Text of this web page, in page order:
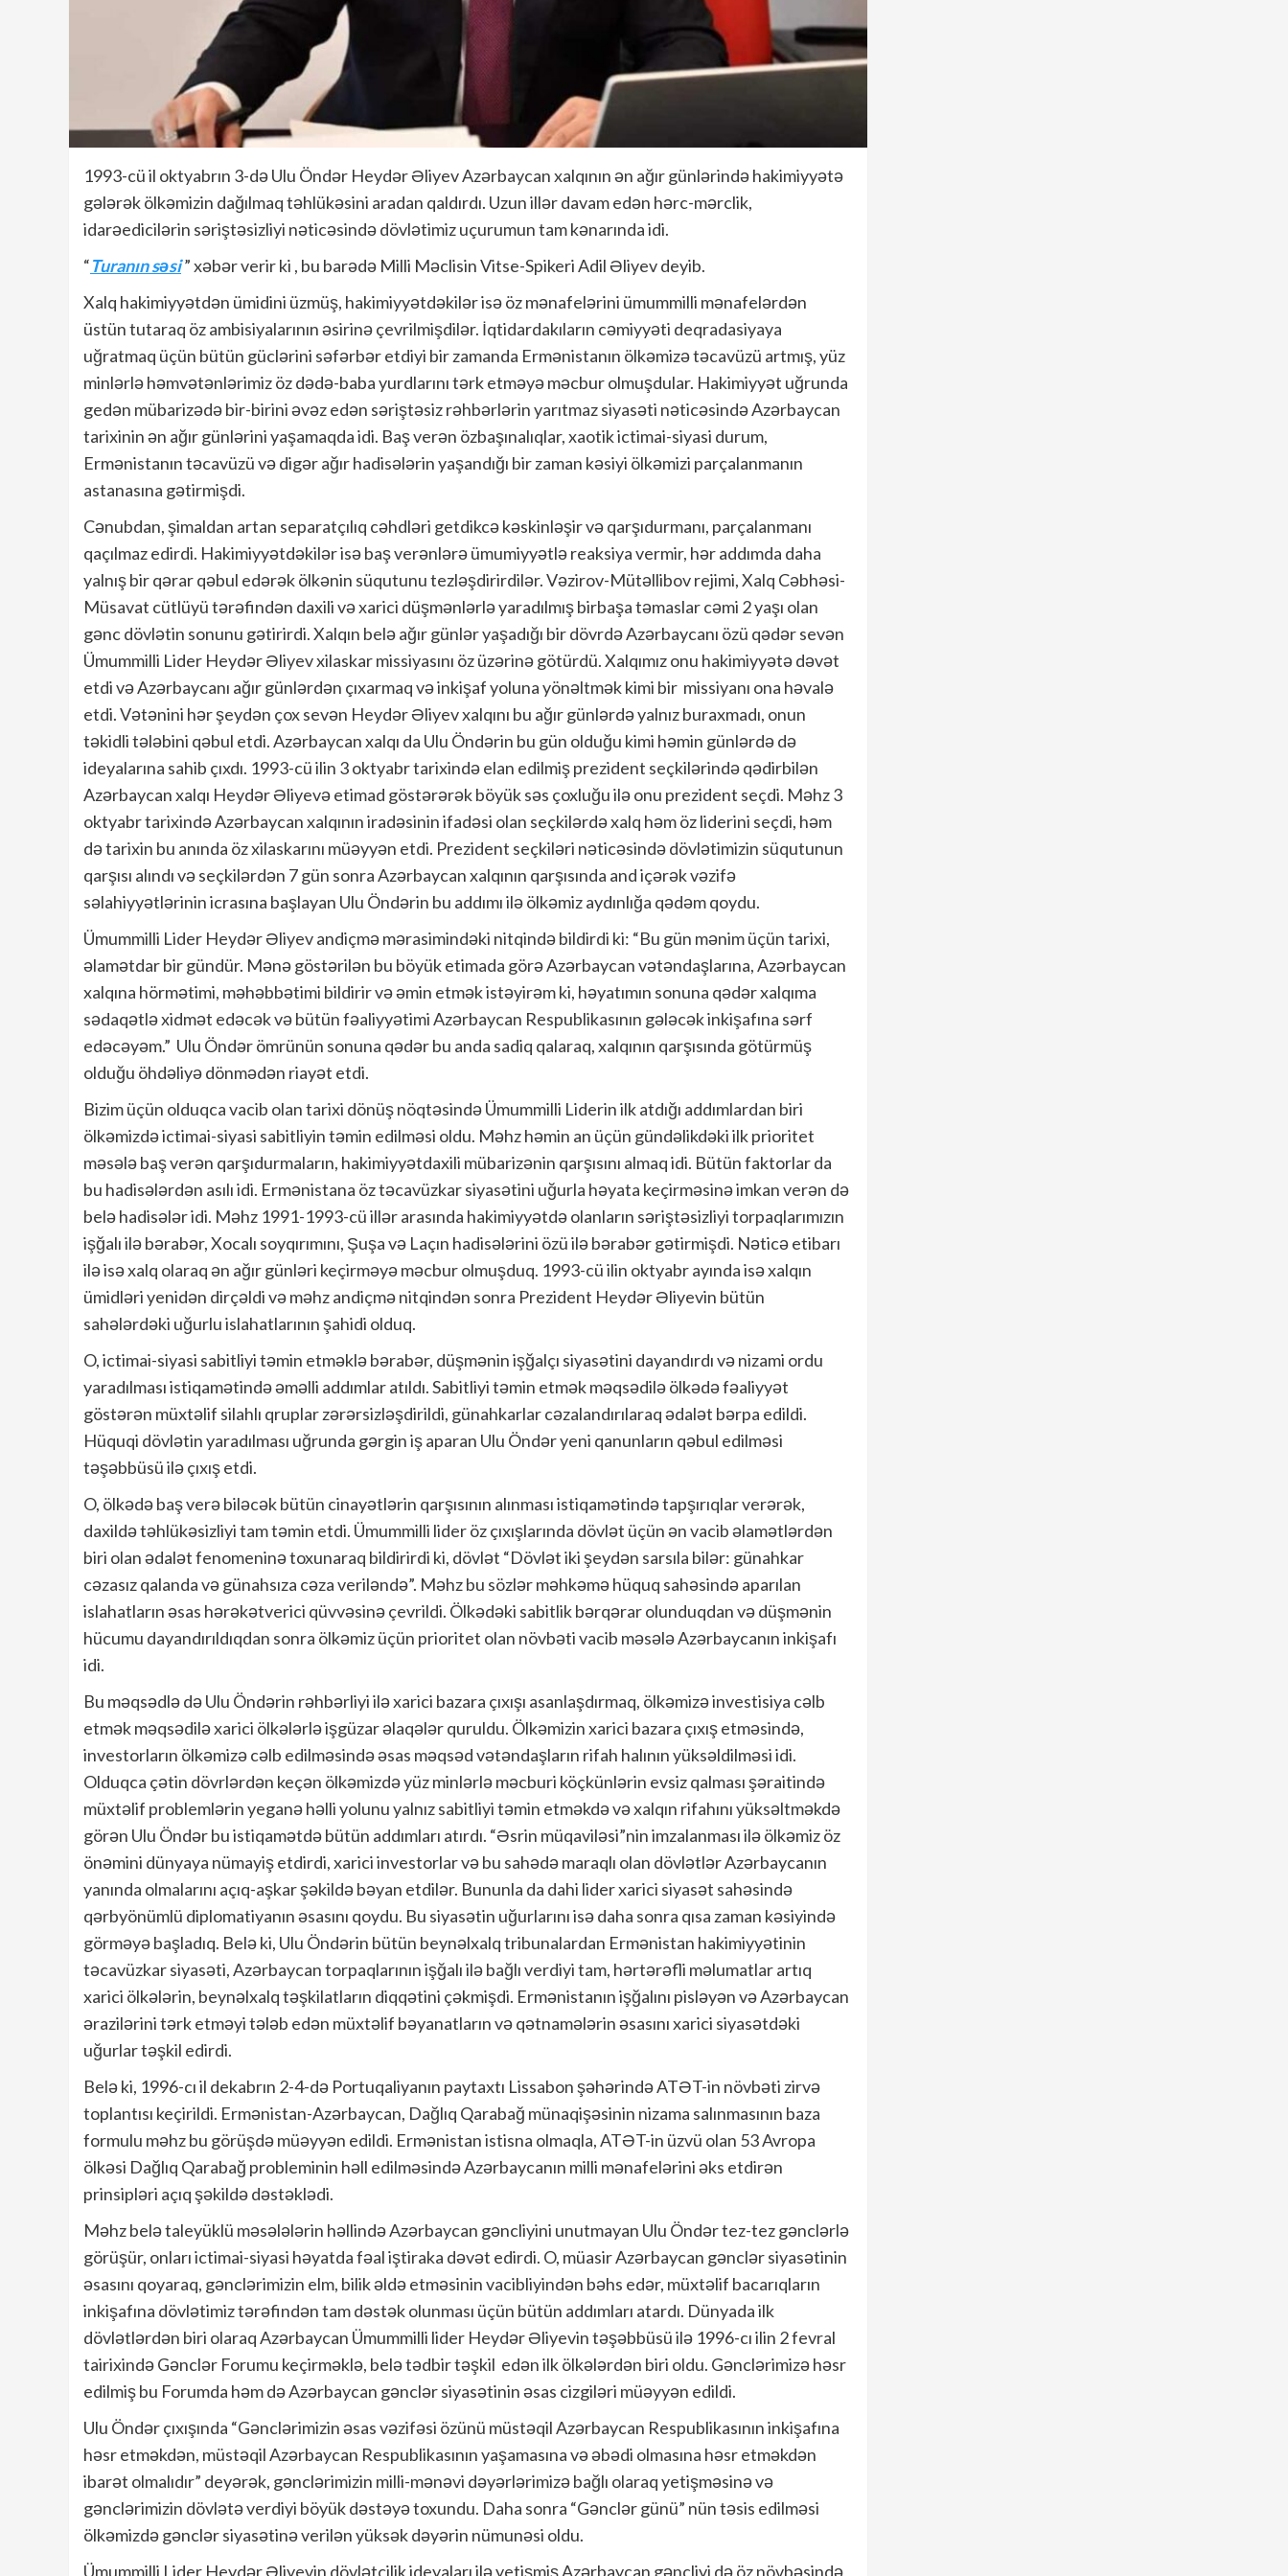
1993-cü il oktyabrın 3-də Ulu Öndər Heydər Əliyev Azərbaycan xalqının ən ağır günlərində hakimiyyətə
gələrək ölkəmizin dağılmaq təhlükəsini aradan qaldırdı. Uzun illər davam edən hərc-mərclik,
idarəedicilərin səriştəsizliyi nəticəsində dövlətimiz uçurumun tam kənarında idi.
“Turanın səsi” xəbər verir ki , bu barədə Milli Məclisin Vitse-Spikeri Adil Əliyev deyib.
Xalq hakimiyyətdən ümidini üzmüş, hakimiyyətdəkilər isə öz mənafelərini ümummilli mənafelərdən
üstün tutaraq öz ambisiyalarının əsirinə çevrilmişdilər. İqtidardakıların cəmiyyəti deqradasiyaya
uğratmaq üçün bütün güclərini səfərbər etdiyi bir zamanda Ermənistanın ölkəmizə təcavüzü artmış, yüz
minlərlə həmvətənlərimiz öz dədə-baba yurdlarını tərk etməyə məcbur olmuşdular. Hakimiyyət uğrunda
gedən mübarizədə bir-birini əvəz edən səriştəsiz rəhbərlərin yarıtmaz siyasəti nəticəsində Azərbaycan
tarixinin ən ağır günlərini yaşamaqda idi. Baş verən özbaşınalıqlar, xaotik ictimai-siyasi durum,
Ermənistanın təcavüzü və digər ağır hadisələrin yaşandığı bir zaman kəsiyi ölkəmizi parçalanmanın
astanasına gətirmişdi.
Cənubdan, şimaldan artan separatçılıq cəhdləri getdikcə kəskinləşir və qarşıdurmanı, parçalanmanı
qaçılmaz edirdi. Hakimiyyətdəkilər isə baş verənlərə ümumiyyətlə reaksiya vermir, hər addımda daha
yalnış bir qərar qəbul edərək ölkənin süqutunu tezləşdirirdilər. Vəzirov-Mütəllibov rejimi, Xalq Cəbhəsi-
Müsavat cütlüyü tərəfindən daxili və xarici düşmənlərlə yaradılmış birbaşa təmaslar cəmi 2 yaşı olan
gənc dövlətin sonunu gətirirdi. Xalqın belə ağır günlər yaşadığı bir dövrdə Azərbaycanı özü qədər sevən
Ümummilli Lider Heydər Əliyev xilaskar missiyasını öz üzərinə götürdü. Xalqımız onu hakimiyyətə dəvət
etdi və Azərbaycanı ağır günlərdən çıxarmaq və inkişaf yoluna yönəltmək kimi bir missiyanı ona həvalə
etdi. Vətənini hər şeydən çox sevən Heydər Əliyev xalqını bu ağır günlərdə yalnız buraxmadı, onun
təkidli tələbini qəbul etdi. Azərbaycan xalqı da Ulu Öndərin bu gün olduğu kimi həmin günlərdə də
ideyalarına sahib çıxdı. 1993-cü ilin 3 oktyabr tarixində elan edilmiş prezident seçkilərində qədirbilən
Azərbaycan xalqı Heydər Əliyevə etimad göstərərək böyük səs çoxluğu ilə onu prezident seçdi. Məhz 3
oktyabr tarixində Azərbaycan xalqının iradəsinin ifadəsi olan seçkilərdə xalq həm öz liderini seçdi, həm
də tarixin bu anında öz xilaskarını müəyyən etdi. Prezident seçkiləri nəticəsində dövlətimizin süqutunun
qarşısı alındı və seçkilərdən 7 gün sonra Azərbaycan xalqının qarşısında and içərək vəzifə
səlahiyyətlərinin icrasına başlayan Ulu Öndərin bu addımı ilə ölkəmiz aydınlığa qədəm qoydu.
Ümummilli Lider Heydər Əliyev andiçmə mərasimindəki nitqində bildirdi ki: “Bu gün mənim üçün tarixi,
əlamətdar bir gündür. Mənə göstərilən bu böyük etimada görə Azərbaycan vətəndaşlarına, Azərbaycan
xalqına hörmətimi, məhəbbətimi bildirir və əmin etmək istəyirəm ki, həyatımın sonuna qədər xalqıma
sədaqətlə xidmət edəcək və bütün fəaliyyətimi Azərbaycan Respublikasının gələcək inkişafına sərf
edəcəyəm.” Ulu Öndər ömrünün sonuna qədər bu anda sadiq qalaraq, xalqının qarşısında götürmüş
olduğu öhdəliyə dönmədən riayət etdi.
Bizim üçün olduqca vacib olan tarixi dönüş nöqtəsində Ümummilli Liderin ilk atdığı addımlardan biri
ölkəmizdə ictimai-siyasi sabitliyin təmin edilməsi oldu. Məhz həmin an üçün gündəlikdəki ilk prioritet
məsələ baş verən qarşıdurmaların, hakimiyyətdaxili mübarizənin qarşısını almaq idi. Bütün faktorlar da
bu hadisələrdən asılı idi. Ermənistana öz təcavüzkar siyasətini uğurla həyata keçirməsinə imkan verən də
belə hadisələr idi. Məhz 1991-1993-cü illər arasında hakimiyyətdə olanların səriştəsizliyi torpaqlarımızın
işğalı ilə bərabər, Xocalı soyqırımını, Şuşa və Laçın hadisələrini özü ilə bərabər gətirmişdi. Nəticə etibarı
ilə isə xalq olaraq ən ağır günləri keçirməyə məcbur olmuşduq. 1993-cü ilin oktyabr ayında isə xalqın
ümidləri yenidən dirçəldi və məhz andiçmə nitqindən sonra Prezident Heydər Əliyevin bütün
sahələrdəki uğurlu islahatlarının şahidi olduq.
O, ictimai-siyasi sabitliyi təmin etməklə bərabər, düşmənin işğalçı siyasətini dayandırdı və nizami ordu
yaradılması istiqamətində əməlli addımlar atıldı. Sabitliyi təmin etmək məqsədilə ölkədə fəaliyyət
göstərən müxtəlif silahlı qruplar zərərsizləşdirildi, günahkarlar cəzalandırılaraq ədalət bərpa edildi.
Hüquqi dövlətin yaradılması uğrunda gərgin iş aparan Ulu Öndər yeni qanunların qəbul edilməsi
təşəbbüsü ilə çıxış etdi.
O, ölkədə baş verə biləcək bütün cinayətlərin qarşısının alınması istiqamətində tapşırıqlar verərək,
daxildə təhlükəsizliyi tam təmin etdi. Ümummilli lider öz çıxışlarında dövlət üçün ən vacib əlamətlərdən
biri olan ədalət fenomeninə toxunaraq bildirirdi ki, dövlət “Dövlət iki şeydən sarsıla bilər: günahkar
cəzasız qalanda və günahsıza cəza veriləndə”. Məhz bu sözlər məhkəmə hüquq sahəsində aparılan
islahatların əsas hərəkətverici qüvvəsinə çevrildi. Ölkədəki sabitlik bərqərar olunduqdan və düşmənin
hücumu dayandırıldıqdan sonra ölkəmiz üçün prioritet olan növbəti vacib məsələ Azərbaycanın inkişafı
idi.
Bu məqsədlə də Ulu Öndərin rəhbərliyi ilə xarici bazara çıxışı asanlaşdırmaq, ölkəmizə investisiya cəlb
etmək məqsədilə xarici ölkələrlə işgüzar əlaqələr quruldu. Ölkəmizin xarici bazara çıxış etməsində,
investorların ölkəmizə cəlb edilməsində əsas məqsəd vətəndaşların rifah halının yüksəldilməsi idi.
Olduqca çətin dövrlərdən keçən ölkəmizdə yüz minlərlə məcburi köçkünlərin evsiz qalması şəraitində
müxtəlif problemlərin yeganə həlli yolunu yalnız sabitliyi təmin etməkdə və xalqın rifahını yüksəltməkdə
görən Ulu Öndər bu istiqamətdə bütün addımları atırdı. “Əsrin müqaviləsi”nin imzalanması ilə ölkəmiz öz
önəmini dünyaya nümayiş etdirdi, xarici investorlar və bu sahədə maraqlı olan dövlətlər Azərbaycanın
yanında olmalarını açıq-aşkar şəkildə bəyan etdilər. Bununla da dahi lider xarici siyasət sahəsində
qərbyönümlü diplomatiyanın əsasını qoydu. Bu siyasətin uğurlarını isə daha sonra qısa zaman kəsiyində
görməyə başladıq. Belə ki, Ulu Öndərin bütün beynəlxalq tribunalardan Ermənistan hakimiyyətinin
təcavüzkar siyasəti, Azərbaycan torpaqlarının işğalı ilə bağlı verdiyi tam, hərtərəfli məlumatlar artıq
xarici ölkələrin, beynəlxalq təşkilatların diqqətini çəkmişdi. Ermənistanın işğalını pisləyən və Azərbaycan
ərazilərini tərk etməyi tələb edən müxtəlif bəyanatların və qətnamələrin əsasını xarici siyasətdəki
uğurlar təşkil edirdi.
Belə ki, 1996-cı il dekabrın 2-4-də Portuqaliyanın paytaxtı Lissabon şəhərində ATƏT-in növbəti zirvə
toplantısı keçirildi. Ermənistan-Azərbaycan, Dağlıq Qarabağ münaqişəsinin nizama salınmasının baza
formulu məhz bu görüşdə müəyyən edildi. Ermənistan istisna olmaqla, ATƏT-in üzvü olan 53 Avropa
ölkəsi Dağlıq Qarabağ probleminin həll edilməsində Azərbaycanın milli mənafelərini əks etdirən
prinsipləri açıq şəkildə dəstəklədi.
Məhz belə taleyüklü məsələlərin həllində Azərbaycan gəncliyini unutmayan Ulu Öndər tez-tez gənclərlə
görüşür, onları ictimai-siyasi həyatda fəal iştiraka dəvət edirdi. O, müasir Azərbaycan gənclər siyasətinin
əsasını qoyaraq, gənclərimizin elm, bilik əldə etməsinin vacibliyindən bəhs edər, müxtəlif bacarıqların
inkişafına dövlətimiz tərəfindən tam dəstək olunması üçün bütün addımları atardı. Dünyada ilk
dövlətlərdən biri olaraq Azərbaycan Ümummilli lider Heydər Əliyevin təşəbbüsü ilə 1996-cı ilin 2 fevral
tairixində Gənclər Forumu keçirməklə, belə tədbir təşkil edən ilk ölkələrdən biri oldu. Gənclərimizə həsr
edilmiş bu Forumda həm də Azərbaycan gənclər siyasətinin əsas cizgiləri müəyyən edildi.
Ulu Öndər çıxışında “Gənclərimizin əsas vəzifəsi özünü müstəqil Azərbaycan Respublikasının inkişafına
həsr etməkdən, müstəqil Azərbaycan Respublikasının yaşamasına və əbədi olmasına həsr etməkdən
ibarət olmalıdır” deyərək, gənclərimizin milli-mənəvi dəyərlərimizə bağlı olaraq yetişməsinə və
gənclərimizin dövlətə verdiyi böyük dəstəyə toxundu. Daha sonra “Gənclər günü” nün təsis edilməsi
ölkəmizdə gənclər siyasətinə verilən yüksək dəyərin nümunəsi oldu.
Ümummilli Lider Heydər Əliyevin dövlətçilik ideyaları ilə yetişmiş Azərbaycan gəncliyi də öz növbəsində